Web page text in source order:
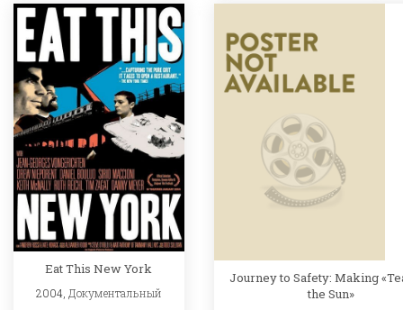
Eat This New York
2004, Документальный
Journey to Safety: Making
the Sun»